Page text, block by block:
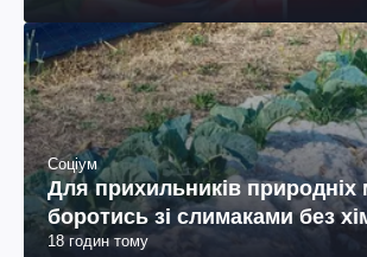
Соціум
Для прихильників природніх
боротись зі слимаками без
18 годин тому